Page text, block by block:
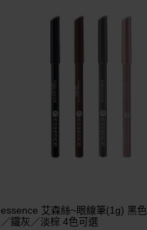
essence 艾森絲~眼線筆(1g) 黑
／鐵灰／淡棕 4色可選